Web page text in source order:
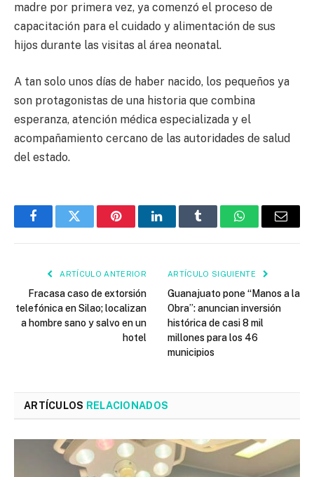
madre por primera vez, ya comenzó el proceso de
capacitación para el cuidado y alimentación de sus
hijos durante las visitas al área neonatal.
A tan solo unos días de haber nacido, los pequeños ya
son protagonistas de una historia que combina
esperanza, atención médica especializada y el
acompañamiento cercano de las autoridades de salud
del estado.
FacebookTwitter PinterestLinkedInTumblr WhatsAppEmail
ARTÍCULO ANTERIOR
Fracasa caso de extorsión
telefónica en Silao; localizan
a hombre sano y salvo en un
hotel
ARTÍCULO SIGUIENTE
Guanajuato pone “Manos a la
Obra”: anuncian inversión
histórica de casi 8 mil
millones para los 46
municipios
ARTÍCULOS RELACIONADOS